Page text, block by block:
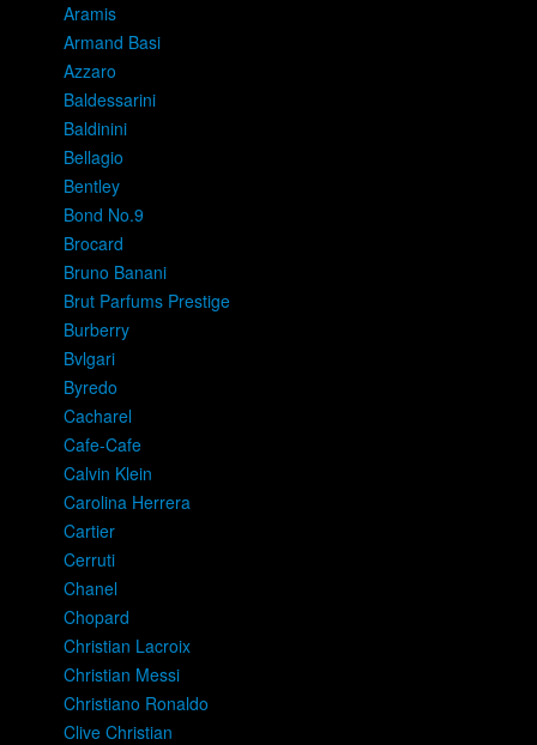
Aramis
Armand Basi
Azzaro
Baldessarini
Baldinini
Bellagio
Bentley
Bond No.9
Brocard
Bruno Banani
Brut Parfums Prestige
Burberry
Bvlgari
Byredo
Cacharel
Cafe-Cafe
Calvin Klein
Carolina Herrera
Cartier
Cerruti
Chanel
Chopard
Christian Lacroix
Christian Messi
Christiano Ronaldo
Clive Christian